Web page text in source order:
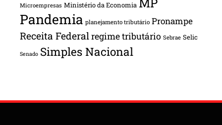
Microempresas Ministério da Economia
Pandemia planejamento tributário Pronampe
Receita Federalregime tributário Sebrae Selic
Senado Simples Nacional